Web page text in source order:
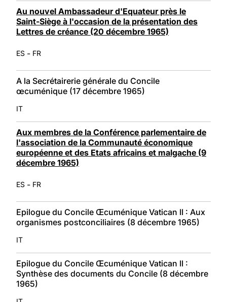
Au nouvel Ambassadeur d'Equateur près le
Saint-Siège à l'occasion de la présentation des
Lettres de créance (20 décembre 1965)
ES - FR
A la Secrétairerie générale du Concile
œcuménique (17 décembre 1965)
IT
Aux membres de la Conférence parlementaire de
l'association de la Communauté économique
européenne et des Etats africains et malgache (9
décembre 1965)
ES - FR
Epilogue du Concile Œcuménique Vatican II : Aux
organismes postconciliaires (8 décembre 1965)
IT
Epilogue du Concile Œcuménique Vatican II :
Synthèse des documents du Concile (8 décembre
1965)